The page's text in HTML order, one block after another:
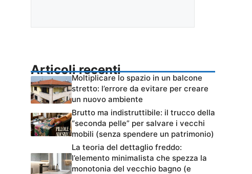
Articoli recenti
Moltiplicare lo spazio in un balcone
stretto: l’errore da evitare per creare
un nuovo ambiente
Brutto ma indistruttibile: il trucco della
“seconda pelle” per salvare i vecchi
mobili (senza spendere un patrimonio)
La teoria del dettaglio freddo:
l’elemento minimalista che spezza la
monotonia del vecchio bagno (e